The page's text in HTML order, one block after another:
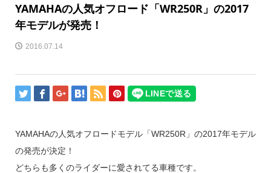
YAMAHAの人気オフロード「WR250R」の2017
年モデルが発売！
2016.07.14
YAMAHAの人気オフロードモデル「WR250R」の2017年モデル
の発売が決定！
どちらも多くのライダーに愛されてる車種です。